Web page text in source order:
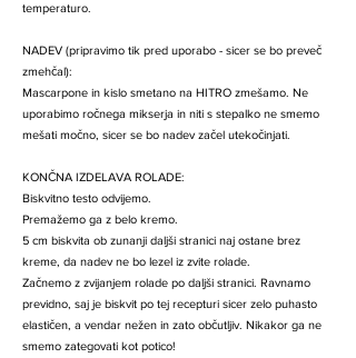
temperaturo.
NADEV (pripravimo tik pred uporabo - sicer se bo preveč
zmehčal):
Mascarpone in kislo smetano na HITRO zmešamo. Ne
uporabimo ročnega mikserja in niti s stepalko ne smemo
mešati močno, sicer se bo nadev začel utekočinjati.
KONČNA IZDELAVA ROLADE:
Biskvitno testo odvijemo.
Premažemo ga z belo kremo.
5 cm biskvita ob zunanji daljši stranici naj ostane brez
kreme, da nadev ne bo lezel iz zvite rolade.
Začnemo z zvijanjem rolade po daljši stranici. Ravnamo
previdno, saj je biskvit po tej recepturi sicer zelo puhasto
elastičen, a vendar nežen in zato občutljiv. Nikakor ga ne
smemo zategovati kot potico!